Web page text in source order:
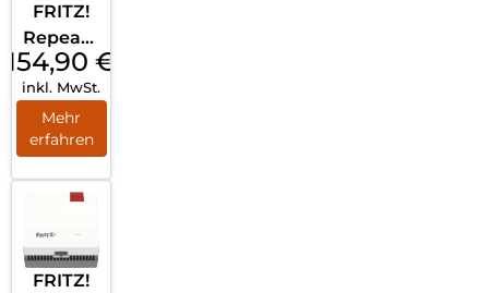
FRITZ!
Repeate
r 2700
(für
Tarifver
marktu
Weiß
154,90 €
inkl. MwSt.
Mehr
erfahren
FRITZ!